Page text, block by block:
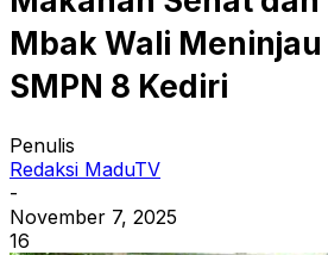
Mbak Wali Meninjau
SMPN 8 Kediri
Penulis
Redaksi MaduTV
-
November 7, 2025
16